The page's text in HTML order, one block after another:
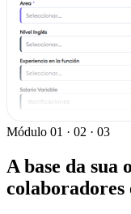
Módulo 01 · 02 · 03
A base da sua
colaboradores